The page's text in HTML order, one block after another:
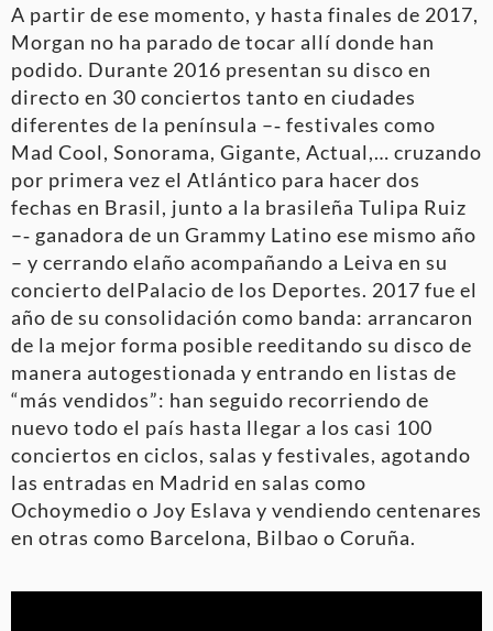
A partir de ese momento, y hasta finales de 2017,
Morgan no ha parado de tocar allí donde han
podido. Durante 2016 presentan su disco en
directo en 30 conciertos tanto en ciudades
diferentes de la península –‐ festivales como
Mad Cool, Sonorama, Gigante, Actual,… cruzando
por primera vez el Atlántico para hacer dos
fechas en Brasil, junto a la brasileña Tulipa Ruiz
–‐ ganadora de un Grammy Latino ese mismo año
– y cerrando elaño acompañando a Leiva en su
concierto delPalacio de los Deportes. 2017 fue el
año de su consolidación como banda: arrancaron
de la mejor forma posible reeditando su disco de
manera autogestionada y entrando en listas de
“más vendidos”: han seguido recorriendo de
nuevo todo el país hasta llegar a los casi 100
conciertos en ciclos, salas y festivales, agotando
las entradas en Madrid en salas como
Ochoymedio o Joy Eslava y vendiendo centenares
en otras como Barcelona, Bilbao o Coruña.